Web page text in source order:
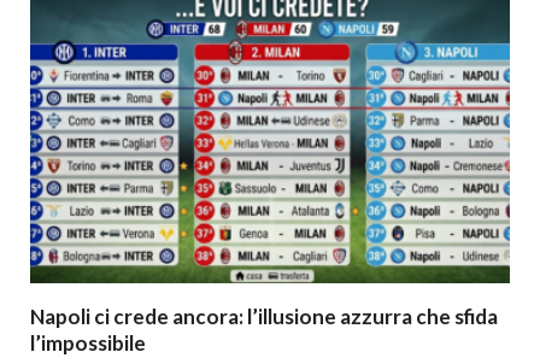
Napoli ci crede ancora: l’illusione azzurra che sfida
l’impossibile